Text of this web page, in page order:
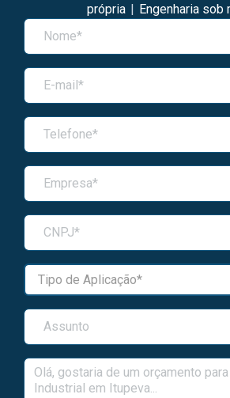
própria | Engenharia sob